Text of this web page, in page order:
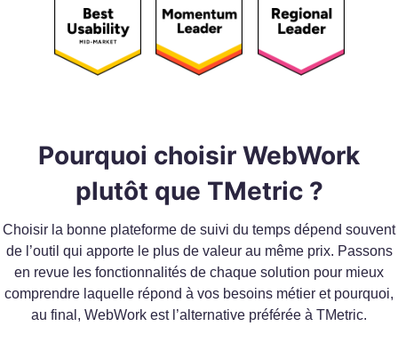
Pourquoi choisir WebWork
plutôt que TMetric ?
Choisir la bonne plateforme de suivi du temps dépend souvent
de l’outil qui apporte le plus de valeur au même prix. Passons
en revue les fonctionnalités de chaque solution pour mieux
comprendre laquelle répond à vos besoins métier et pourquoi,
au final, WebWork est l’alternative préférée à TMetric.